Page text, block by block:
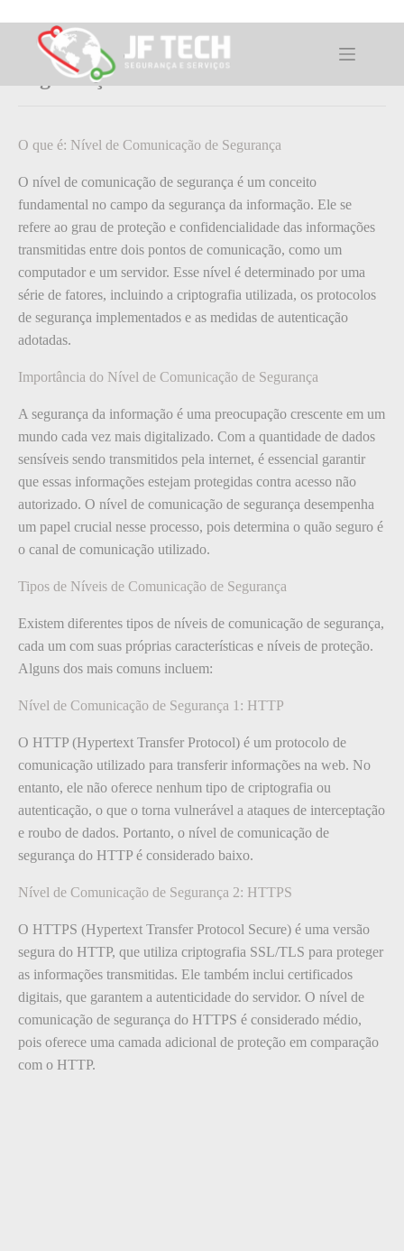
para
conteúdoO que é: Nível de Comunicação de
Segurança
O que é: Nível de Comunicação de Segurança
O nível de comunicação de segurança é um conceito
fundamental no campo da segurança da informação. Ele se
refere ao grau de proteção e confidencialidade das informações
transmitidas entre dois pontos de comunicação, como um
computador e um servidor. Esse nível é determinado por uma
série de fatores, incluindo a criptografia utilizada, os protocolos
de segurança implementados e as medidas de autenticação
adotadas.
Importância do Nível de Comunicação de Segurança
A segurança da informação é uma preocupação crescente em um
mundo cada vez mais digitalizado. Com a quantidade de dados
sensíveis sendo transmitidos pela internet, é essencial garantir
que essas informações estejam protegidas contra acesso não
autorizado. O nível de comunicação de segurança desempenha
um papel crucial nesse processo, pois determina o quão seguro é
o canal de comunicação utilizado.
Tipos de Níveis de Comunicação de Segurança
Existem diferentes tipos de níveis de comunicação de segurança,
cada um com suas próprias características e níveis de proteção.
Alguns dos mais comuns incluem:
Nível de Comunicação de Segurança 1: HTTP
O HTTP (Hypertext Transfer Protocol) é um protocolo de
comunicação utilizado para transferir informações na web. No
entanto, ele não oferece nenhum tipo de criptografia ou
autenticação, o que o torna vulnerável a ataques de interceptação
e roubo de dados. Portanto, o nível de comunicação de
segurança do HTTP é considerado baixo.
Nível de Comunicação de Segurança 2: HTTPS
O HTTPS (Hypertext Transfer Protocol Secure) é uma versão
segura do HTTP, que utiliza criptografia SSL/TLS para proteger
as informações transmitidas. Ele também inclui certificados
digitais, que garantem a autenticidade do servidor. O nível de
comunicação de segurança do HTTPS é considerado médio,
pois oferece uma camada adicional de proteção em comparação
com o HTTP.